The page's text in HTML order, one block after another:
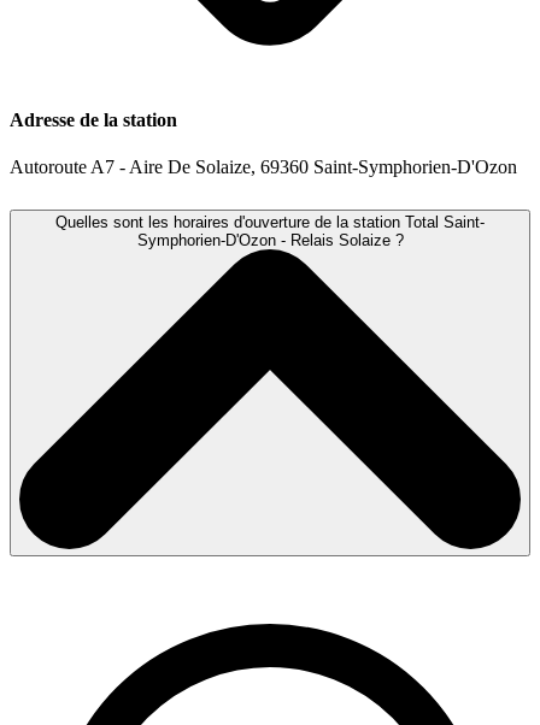
Adresse de la station
Autoroute A7 - Aire De Solaize, 69360 Saint-Symphorien-D'Ozon
Quelles sont les horaires d'ouverture de la station Total Saint-
Symphorien-D'Ozon - Relais Solaize ?